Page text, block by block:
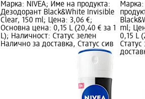
Марка: NIVEA; Име на продукта:
Дезодорант Black&White Invisible
Clear, 150 ml; Цена: 3,06 €;
Основна цена: 0,15 L (20,40 € за 1
L); Наличност: Статус зелен
Налично за доставка, Статус сив
Марка:
ml;
0,15 L